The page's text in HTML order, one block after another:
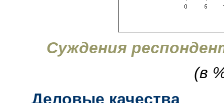
Суждения
(в
Деловые качества